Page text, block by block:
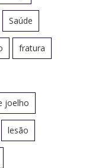
Saúde
fratura
joelho
lesão